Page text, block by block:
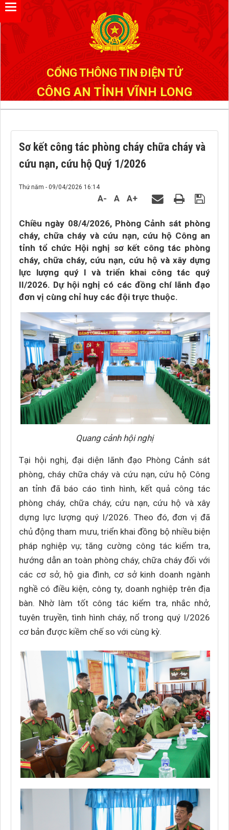
CỔNG THÔNG TIN ĐIỆN TỬ
CÔNG AN TỈNH VĨNH LONG
Sơ kết công tác phòng cháy chữa cháy và
cứu nạn, cứu hộ Quý 1/2026
Thứ năm - 09/04/2026 16:14
A- A A+
Chiều ngày 08/4/2026, Phòng Cảnh sát phòng
cháy, chữa cháy và cứu nạn, cứu hộ Công an
tỉnh tổ chức Hội nghị sơ kết công tác phòng
cháy, chữa cháy, cứu nạn, cứu hộ và xây dựng
lực lượng quý I và triển khai công tác quý
II/2026. Dự hội nghị có các đồng chí lãnh đạo
đơn vị cùng chỉ huy các đội trực thuộc.
Quang cảnh hội nghị
Tại hội nghị, đại diện lãnh đạo Phòng Cảnh sát
phòng, cháy chữa cháy và cứu nạn, cứu hộ Công
an tỉnh đã báo cáo tình hình, kết quả công tác
phòng cháy, chữa cháy, cứu nạn, cứu hộ và xây
dựng lực lượng quý I/2026. Theo đó, đơn vị đã
chủ động tham mưu, triển khai đồng bộ nhiều biện
pháp nghiệp vụ; tăng cường công tác kiểm tra,
hướng dẫn an toàn phòng cháy, chữa cháy đối với
các cơ sở, hộ gia đình, cơ sở kinh doanh ngành
nghề có điều kiện, công ty, doanh nghiệp trên địa
bàn. Nhờ làm tốt công tác kiểm tra, nhắc nhở,
tuyên truyền, tình hình cháy, nổ trong quý I/2026
cơ bản được kiềm chế so với cùng kỳ.